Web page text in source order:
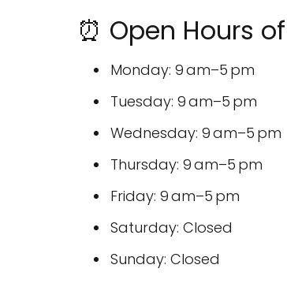
⏰ Open Hours
Monday: 9 am–5 pm
Tuesday: 9 am–5 pm
Wednesday: 9 am–5 pm
Thursday: 9 am–5 pm
Friday: 9 am–5 pm
Saturday: Closed
Sunday: Closed